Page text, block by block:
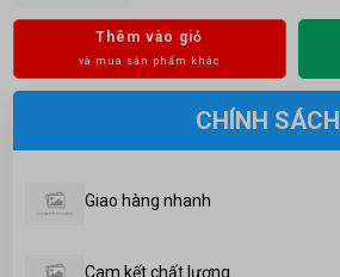
Thêm vào giỏ
và mua sản phẩm khác
CHÍNH SÁCH
Giao hàng nhanh
Cam kết chất lượng